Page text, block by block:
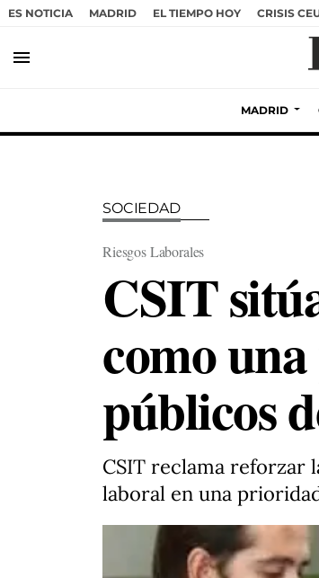
ES NOTICIA MADRID EL TIEMPO HOY CRISIS
menu
MADRID
SOCIEDAD
Riesgos Laborales
CSIT
como
públicos
CSIT reclama reforzar
laboral en una